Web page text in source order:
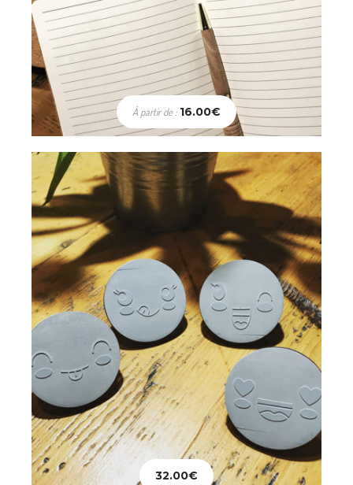
Choix des options
À partir de : 16.00€
Enfants
Tampons Smile – lot de 4
32.00€
32.00€
Mariage
Tampon Personnalisé